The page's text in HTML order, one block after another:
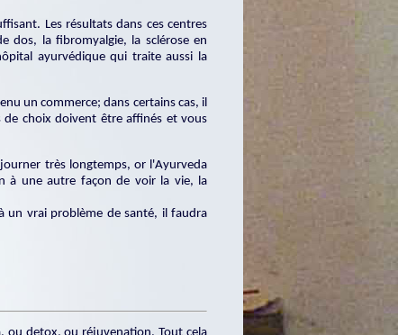
Les résultats dans ces centres
dos, la fibromyalgie, la sclérose en
ayurvédique qui traite aussi la
un commerce; dans certains cas, il
de choix doivent être affinés et vous
très longtemps, or l'Ayurveda
à une autre façon de voir la vie, la
un vrai problème de santé, il faudra